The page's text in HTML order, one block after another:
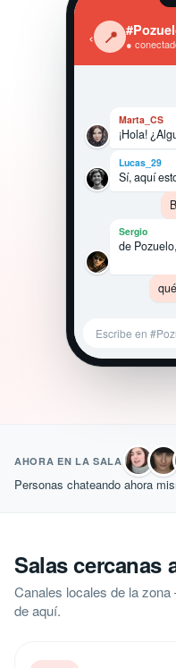
‹ 📍 ●
Marta_CS
¡Hola!
Lucas_29
Sí, aquí
Sergio
de
Escribe en
AHORA EN LA SALA
Personas chateando ahora
Salas cercanas
Canales locales de la
de aquí.